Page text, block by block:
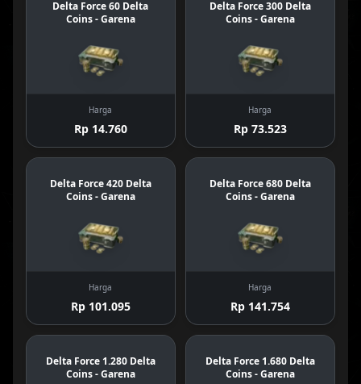
Delta Force 60 Delta
Coins - Garena
Harga
Rp 14.760
Delta Force 300 Delta
Coins - Garena
Harga
Rp 73.523
Delta Force 420 Delta
Coins - Garena
Harga
Rp 101.095
Delta Force 680 Delta
Coins - Garena
Harga
Rp 141.754
Delta Force 1.280 Delta
Coins - Garena
Delta Force 1.680 Delta
Coins - Garena